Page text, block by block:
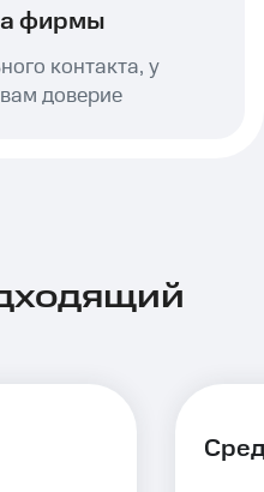
фирмы
контакта, у
доверие